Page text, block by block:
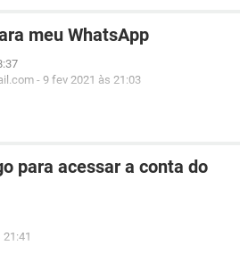
meu WhatsApp
- 9 fev 2021 às 21:03
para acessar a conta do
21:41